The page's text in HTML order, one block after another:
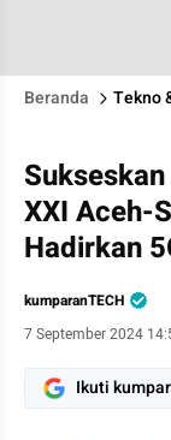
Beranda Tekno
XXI Aceh-
Hadirkan
kumparanTECH
7 September 2024
Ikuti